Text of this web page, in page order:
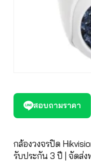
สอบถามราคา
กล้องวงจรปิด
รับประกัน 3 ปี | จัดส่ง